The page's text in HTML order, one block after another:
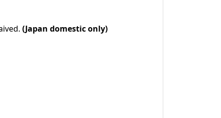
(Japan domestic only)